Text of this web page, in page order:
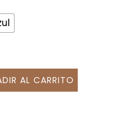
AL CARRITO